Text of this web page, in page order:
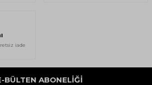
dayanacak şekilde üretilmiştir.
sıcaklık ve geniş hareket özgürlüğü
örgü ribana manşetler rahatlık sağlarken ısıyı
taşıma için sırt çantası askısı özelliği sağlar.
iade
BÜLTEN ABONELIĞI